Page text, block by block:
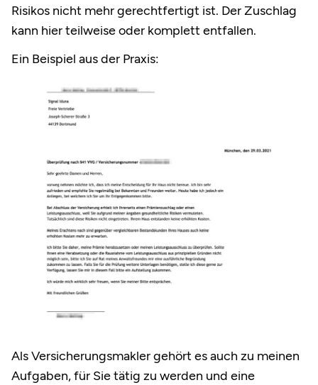
Risikos nicht mehr gerechtfertigt ist. Der Zuschlag
kann hier teilweise oder komplett entfallen.
Ein Beispiel aus der Praxis:
Als Versicherungsmakler gehört es auch zu meinen
Aufgaben, für Sie tätig zu werden und eine